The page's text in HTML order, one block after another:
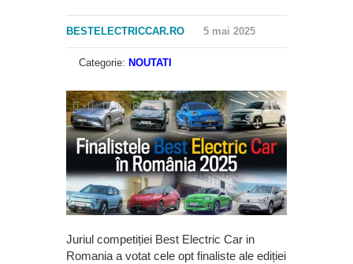
BESTELECTRICCAR.RO 5 mai 2025
Categorie: NOUTATI
Juriul competiției Best Electric Car in
Romania a votat cele opt finaliste ale ediției